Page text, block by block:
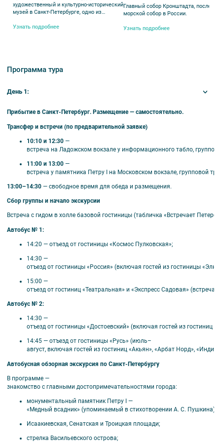
🎟️ В стоимость тура входит
доплату);
Сопровождение гида, наушники для
комфортного прослушивания экскурсий.
Расчётный час в гостиницах:заезд с 15:00,
🗺️ В программе тура (в зависимости от
дня заезда)
Исаакиевский собор,
Спас-на-Крови,
Эрмитаж, Большой дворец и Нижний парк
Петергофа с фонтанами,
Царское село: Екатерининский дворец и парк,
Александро-Невсая Лавра,
Михайловский дворец (Русский музей),
Ораниенбаум: Большой Меншиковский
дворец, Китайский дворец.
💰 За дополнительную плату
Прогулка по Финскому заливу на метеоре
Петергоф – Санкт-Петербург;
Теплоходная экскурсия «По рекам и каналам»;
художественный и культурно-исторический
музей в Санкт-Петербурге, одно из
рода.
Узнать подробнее
Главный собор Кронштадта,
морской собор в России.
Узнать подробнее
Программа тура
День 1:
Прибытие в Санкт‑Петербург. Размещение — самостоятельно.
Трансфер и встречи (по предварительной заявке)
10:10 и 12:30 —
встреча на Ладожском вокзале у информационного табло,
11:00 и 13:00 —
встреча у памятника Петру на Московском вокзале, групповой
13:00–14:30 — свободное время для обеда и размещения.
Сбор группы и начало экскурсии
Встреча с гидом в холле базовой гостиницы (табличка «Встречает
Автобус № 1:
14:20 — отъезд от гостиницы «Космос Пулковская»;
14:30 —
отъезд от гостиницы «Россия» (включая гостей из гостиницы
15:00 —
отъезд от гостиниц «Театральная» и «Экспресс Садовая» (встреча
Автобус № 2:
14:30 —
отъезд от гостиницы «Достоевский» (включая гостей из гостиниц
14:45 — отъезд от гостиницы «Русь» (июль–
август, включая гостей из гостиниц «Акьян», «Арбат Норд»,
Автобусная обзорная экскурсия по Санкт‑Петербургу
В программе —
знакомство с главными достопримечательностями города:
монументальный памятник Петру
—
«Медный всадник» (упоминаемый в стихотворении А. С. Пушкина);
Исаакиевская, Сенатская и Троицкая площади;
стрелка Васильевского острова;